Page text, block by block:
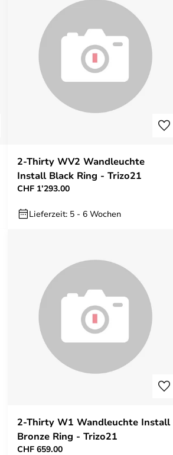
2-Thirty WV2 Wandleuchte
Install Black Ring - Trizo21
CHF 1’293.00
Lieferzeit: 5 - 6 Wochen
2-Thirty W1 Wandleuchte Install
Bronze Ring - Trizo21
CHF 659.00